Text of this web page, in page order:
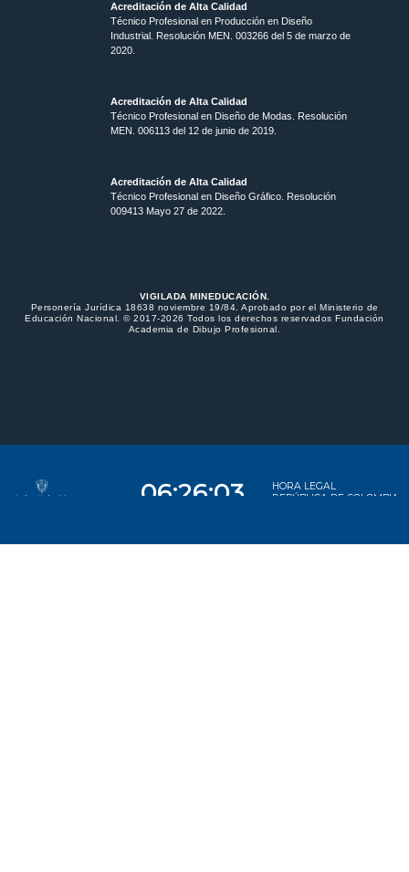
Acreditación de Alta Calidad
Técnico Profesional en Producción en Diseño
Industrial. Resolución MEN. 003266 del 5 de marzo de
2020.
Acreditación de Alta Calidad
Técnico Profesional en Diseño de Modas. Resolución
MEN. 006113 del 12 de junio de 2019.
Acreditación de Alta Calidad
Técnico Profesional en Diseño Gráfico. Resolución
009413 Mayo 27 de 2022.
VIGILADA MINEDUCACIÓN.
Personería Jurídica 18638 noviembre 19/84. Aprobado por el Ministerio de
Educación Nacional. © 2017-2026 Todos los derechos reservados Fundación
Academia de Dibujo Profesional.